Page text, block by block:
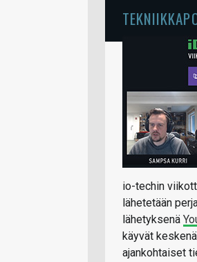
io-techin
lähetetään
lähetyksenä
käyvät
ajankohtaiset